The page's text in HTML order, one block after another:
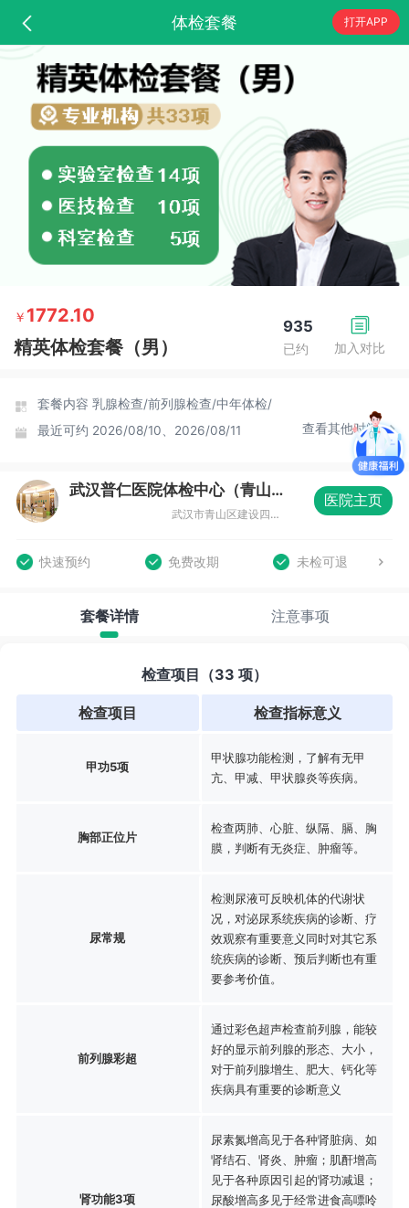
体检套餐 打开APP
加入对比
935
已约
￥ 1772.10
精英体检套餐（男）
套餐内容 乳腺检查/前列腺检查/中年体检/
最近可约 2026/08/10、2026/08/11 查看其他时间
武汉普仁医院体检中心（青山院区）
武汉市青山区建设四路本溪街5号楼5楼体检科
医院主页
快速预约 免费改期 未检可退
套餐详情 注意事项
检查项目（33 项）
检查项目 检查指标意义
甲功5项
甲状腺功能检测，了解有无甲
亢、甲减、甲状腺炎等疾病。
胸部正位片
检查两肺、心脏、纵隔、膈、胸
膜，判断有无炎症、肿瘤等。
尿常规
检测尿液可反映机体的代谢状
况，对泌尿系统疾病的诊断、疗
效观察有重要意义同时对其它系
统疾病的诊断、预后判断也有重
要参考价值。
前列腺彩超
通过彩色超声检查前列腺，能较
好的显示前列腺的形态、大小，
对于前列腺增生、肥大、钙化等
疾病具有重要的诊断意义
肾功能3项
尿素氮增高见于各种肾脏病、如
肾结石、肾炎、肿瘤；肌酐增高
见于各种原因引起的肾功减退；
尿酸增高多见于经常进食高嘌呤